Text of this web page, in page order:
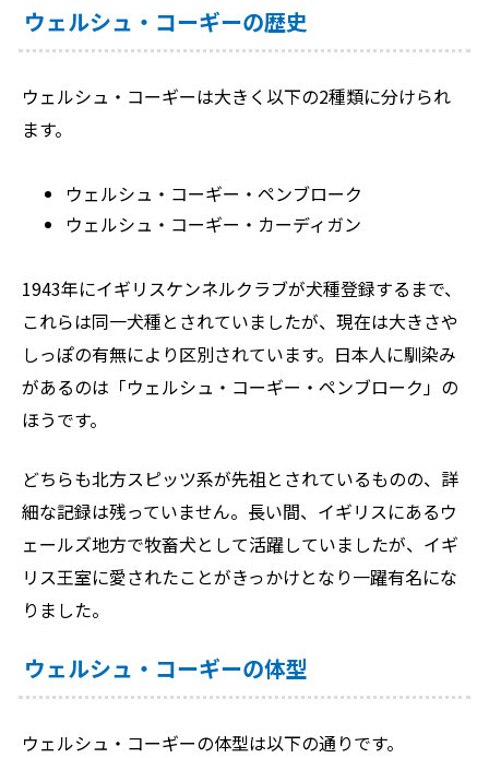
ウェルシュ・コーギーの歴史
ウェルシュ・コーギーは大きく以下の2種類に分けられ
ます。
ウェルシュ・コーギー・ペンブローク
ウェルシュ・コーギー・カーディガン
1943年にイギリスケンネルクラブが犬種登録するまで、
これらは同一犬種とされていましたが、現在は大きさや
しっぽの有無により区別されています。日本人に馴染み
があるのは「ウェルシュ・コーギー・ペンブローク」の
ほうです。
どちらも北方スピッツ系が先祖とされているものの、詳
細な記録は残っていません。長い間、イギリスにあるウ
ェールズ地方で牧畜犬として活躍していましたが、イギ
リス王室に愛されたことがきっかけとなり一躍有名にな
りました。
ウェルシュ・コーギーの体型
ウェルシュ・コーギーの体型は以下の通りです。